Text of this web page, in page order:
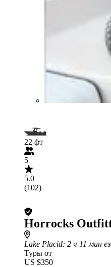
22 фт
5
5.0
(102)
Horrocks
Lake Placid: 2 ч 11 мин
Туры от
US $350